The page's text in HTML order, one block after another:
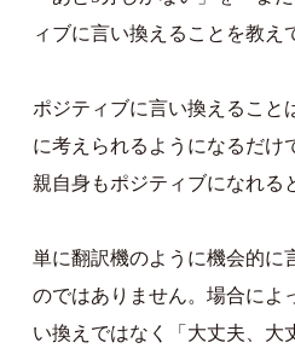
ィブに言い換えることを教え
ポジティブに言い換えること
に考えられるようになるだけ
親自身もポジティブになれる
単に翻訳機のように機会的に
のではありません。場合によ
い換えではなく「大丈夫、大